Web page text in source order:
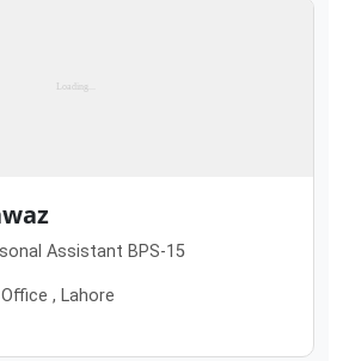
Assistant BPS-15
, Lahore